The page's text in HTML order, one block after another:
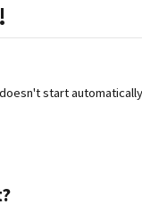
start